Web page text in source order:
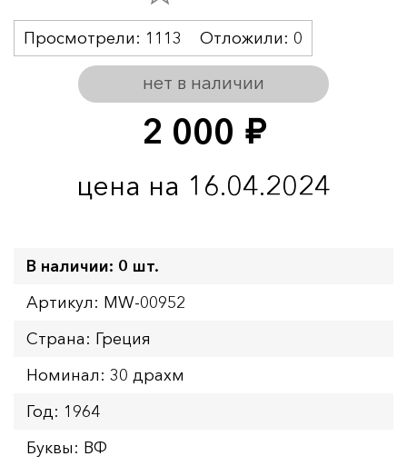
2 000 руб.
цена на 16.04.2024
нет в наличии
Просмотрели: 1113 Отложили: 0
В наличии: 0 шт.
Артикул: MW-00952
Страна: Греция
Номинал: 30 драхм
Год: 1964
Буквы: ВФ